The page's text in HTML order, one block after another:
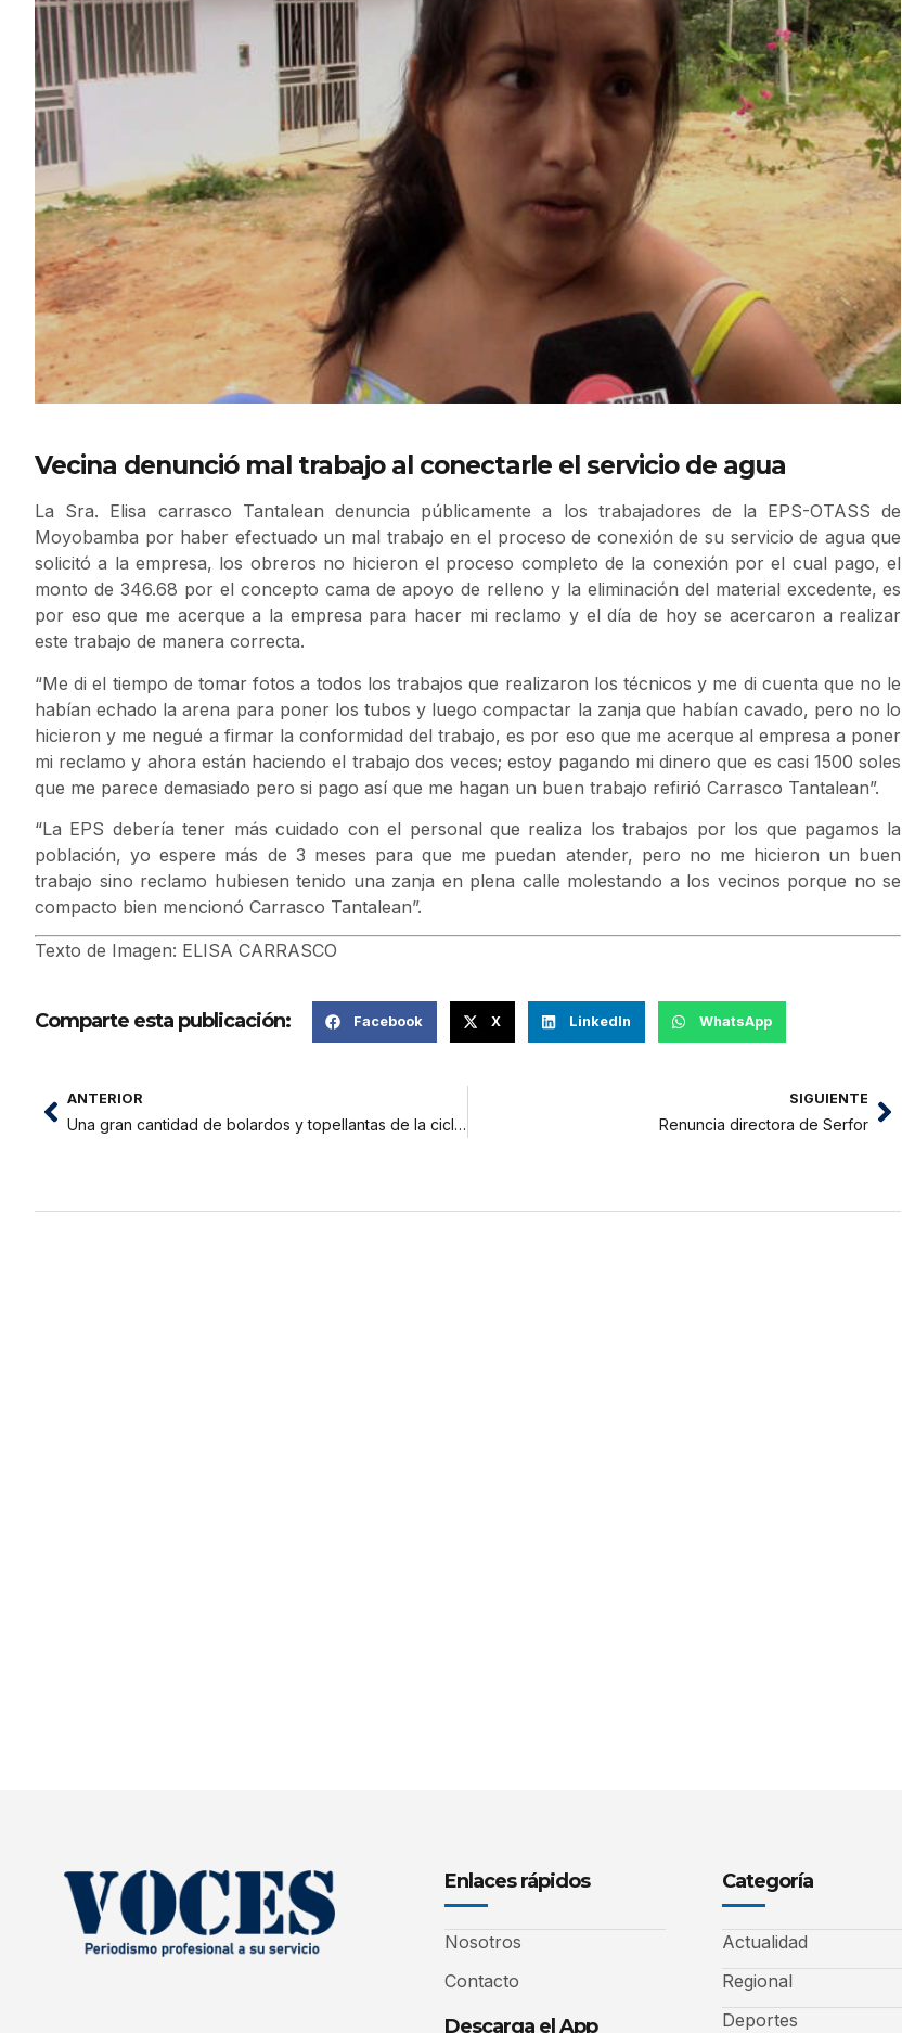
Vecina denunció mal trabajo al conectarle el servicio de agua
La Sra. Elisa carrasco Tantalean denuncia públicamente a los trabajadores de la EPS-OTASS de
Moyobamba por haber efectuado un mal trabajo en el proceso de conexión de su servicio de agua que
solicitó a la empresa, los obreros no hicieron el proceso completo de la conexión por el cual pago, el
monto de 346.68 por el concepto cama de apoyo de relleno y la eliminación del material excedente, es
por eso que me acerque a la empresa para hacer mi reclamo y el día de hoy se acercaron a realizar
este trabajo de manera correcta.
“Me di el tiempo de tomar fotos a todos los trabajos que realizaron los técnicos y me di cuenta que no le
habían echado la arena para poner los tubos y luego compactar la zanja que habían cavado, pero no lo
hicieron y me negué a firmar la conformidad del trabajo, es por eso que me acerque al empresa a poner
mi reclamo y ahora están haciendo el trabajo dos veces; estoy pagando mi dinero que es casi 1500 soles
que me parece demasiado pero si pago así que me hagan un buen trabajo refirió Carrasco Tantalean”.
“La EPS debería tener más cuidado con el personal que realiza los trabajos por los que pagamos la
población, yo espere más de 3 meses para que me puedan atender, pero no me hicieron un buen
trabajo sino reclamo hubiesen tenido una zanja en plena calle molestando a los vecinos porque no se
compacto bien mencionó Carrasco Tantalean”.
Texto de Imagen: ELISA CARRASCO
Comparte esta publicación: Facebook X LinkedIn WhatsApp
ANTERIOR
Una gran cantidad de bolardos y topellantas de la ciclovía están botados en el canchón municipal
SIGUIENTE
Renuncia directora de Serfor
Enlaces rápidos
Nosotros
Contacto
Descarga el App
Categoría
Actualidad
Regional
Deportes